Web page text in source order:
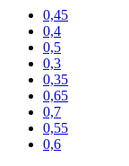
0,45
0,4
0,5
0,3
0,35
0,65
0,7
0,55
0,6